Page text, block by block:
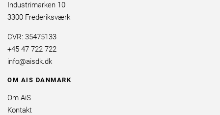
Industrimarken 10
3300 Frederiksværk
CVR: 35475133
+45 47 722 722
info@aisdk.dk
OM AIS DANMARK
Om AiS
Kontakt